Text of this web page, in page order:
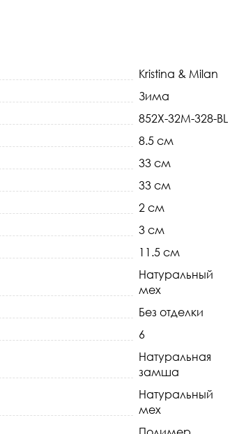
Kristina & Milan
Зима
852X-32M-328-BL
8.5 см
33 см
33 см
2 см
3 см
11.5 см
Натуральный
мех
Без отделки
6
Натуральная
замша
Натуральный
мех